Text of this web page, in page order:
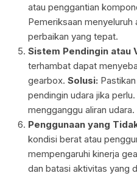
atau penggantian
Pemeriksaan
perbaikan yang tepat.
Sistem Pendingin atau
terhambat dapat
gearbox. Solusi:
pendingin udara jika
mengganggu aliran udara.
Penggunaan yang
kondisi berat atau
mempengaruhi kinerja
dan batasi aktivitas yang